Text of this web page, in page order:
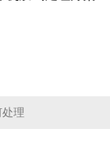
理